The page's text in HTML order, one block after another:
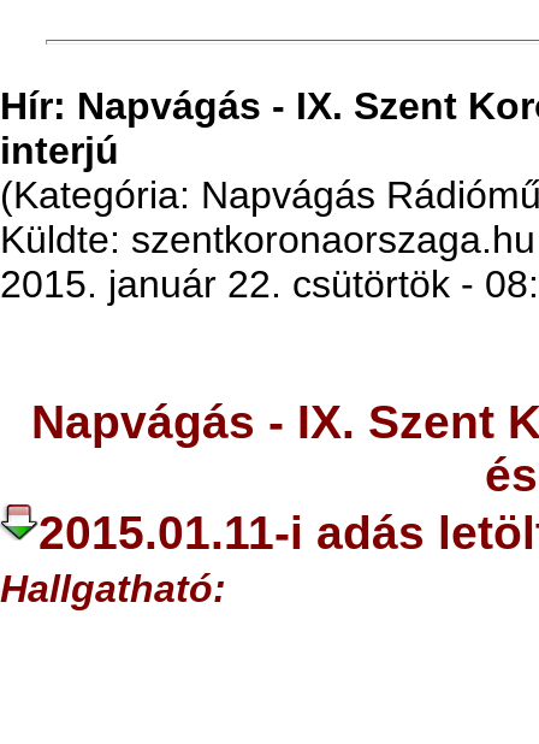
Hír: Napvágás - IX. Szent
interjú
(Kategória: Napvágás
Küldte: szentkoronaorszaga.hu
2015. január 22. csütörtök -
Napvágás - IX. Szent
2015.01.11-i adás
Hallgatható: